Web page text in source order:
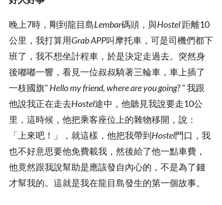
晚上7時，剛到龍目島Lembar碼頭，與Hostel距離10
公里，我打算用Grab APP叫摩托車，可是司機們都下
班了，我不想坐計程車，於是決定走過去。突然身
後嘟嘟一響，看見一位叔叔騎著三輪車，車上插了
一枝國旗" Hello my friend, where are you going? " 我跟
他說我正在走去Hostel途中，他聽見我說要走10公
里，這時候，他把乘客座位上的雜物移開，說：
「上來吧！」，就這樣，他把我帶到Hostel門口，我
也不好意思要他免費載我，然後給了他一點車費，
他竟然跟我說幫助是應該發自內心的，不是為了錢
才幫我的。這就是我在龍目島發生的第一個故事。